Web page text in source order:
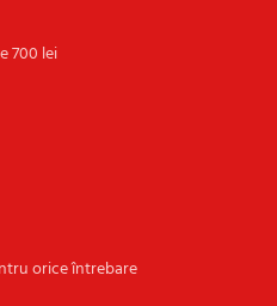
700 lei
orice întrebare